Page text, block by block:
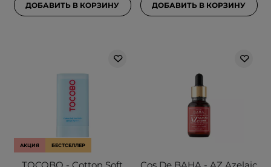
ДОБАВИТЬ В КОРЗИНУ ДОБАВИТЬ В КОРЗИНУ
АКЦИЯ БЕСТСЕЛЛЕР